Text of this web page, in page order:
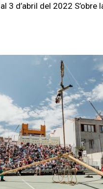
3 d’abril del 2022 S’obre